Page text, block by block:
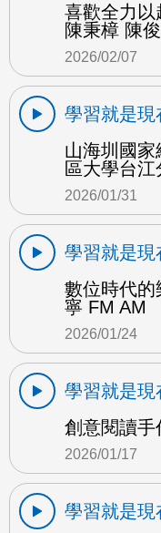
喜歡全力
陳秉樟 陳
2026/02/07
學習就是現
山海圳國
區大學台
2026/01/31
學習就是現
數位時代的
寧 FM AM
2026/01/24
學習就是現
創意閱讀手
2026/01/17
學習就是現